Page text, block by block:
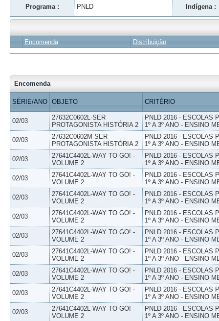
Programa : PNLD Indígena :
Encomenda Distribuição
Encomenda
SÉRIE/ANO OBJETO CRITÉRIO
02/03
27632C0602L-SER
PROTAGONISTA HISTÓRIA 2
PNLD 2016 - ESCOLAS
1º A 3º ANO - ENSINO
02/03
27632C0602M-SER
PROTAGONISTA HISTÓRIA 2
PNLD 2016 - ESCOLAS
1º A 3º ANO - ENSINO
02/03
27641C4402L-WAY TO GO! -
VOLUME 2
PNLD 2016 - ESCOLAS
1º A 3º ANO - ENSINO
02/03
27641C4402L-WAY TO GO! -
VOLUME 2
PNLD 2016 - ESCOLAS
1º A 3º ANO - ENSINO
02/03
27641C4402L-WAY TO GO! -
VOLUME 2
PNLD 2016 - ESCOLAS
1º A 3º ANO - ENSINO
02/03
27641C4402L-WAY TO GO! -
VOLUME 2
PNLD 2016 - ESCOLAS
1º A 3º ANO - ENSINO
02/03
27641C4402L-WAY TO GO! -
VOLUME 2
PNLD 2016 - ESCOLAS
1º A 3º ANO - ENSINO
02/03
27641C4402L-WAY TO GO! -
VOLUME 2
PNLD 2016 - ESCOLAS
1º A 3º ANO - ENSINO
02/03
27641C4402L-WAY TO GO! -
VOLUME 2
PNLD 2016 - ESCOLAS
1º A 3º ANO - ENSINO
02/03
27641C4402L-WAY TO GO! -
VOLUME 2
PNLD 2016 - ESCOLAS
1º A 3º ANO - ENSINO
02/03
27641C4402L-WAY TO GO! -
VOLUME 2
PNLD 2016 - ESCOLAS
1º A 3º ANO - ENSINO